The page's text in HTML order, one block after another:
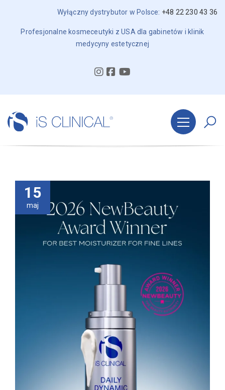
Wyłączny dystrybutor w Polsce: +48 22 230 43 36
Profesjonalne kosmeceutyki z USA dla gabinetów i klinik
medycyny estetycznej
15
maj